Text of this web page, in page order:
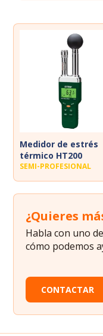
Medidor de estrés
térmico HT200
SEMI-PROFESIONAL
¿Quieres
Habla con uno
cómo podemos
CONTACTAR